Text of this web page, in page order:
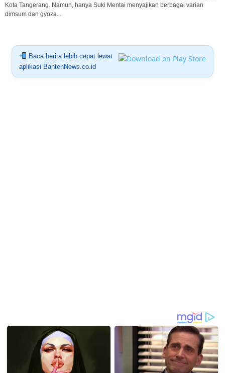
Kota Tangerang. Namun, hanya Suki Mentai menyajikan berbagai varian
dimsum dan gyoza...
Baca berita lebih cepat lewat
aplikasi BantenNews.co.id